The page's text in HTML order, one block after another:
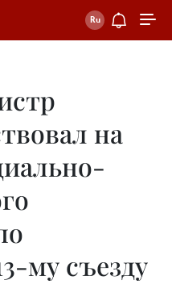
на
му съезду